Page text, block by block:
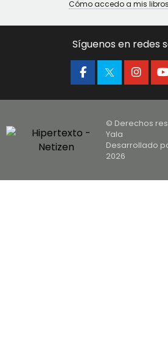
Cómo accedo a mis
Síguenos en redes
© Derechos
Yala
Desarrollado
2026